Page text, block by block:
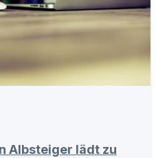
Albsteiger lädt zu